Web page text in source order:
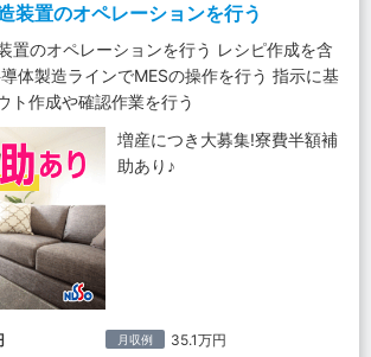
装置のオペレーションを行う
置のオペレーションを行う レシピ作成を含
体製造ラインでMESの操作を行う 指示に基
ト作成や確認作業を行う
増産につき大募集!寮費半額補
助あり♪
月収例 35.1万円